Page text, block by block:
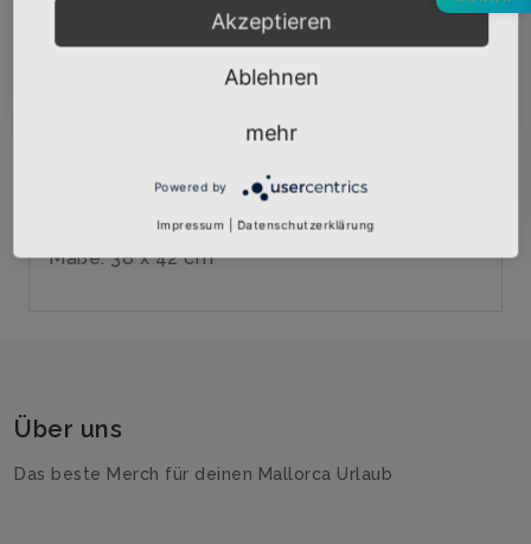
Durch Riegelnähte verstärkter Ausgang der
Verstärktes Material im Bereich der genähten
Maße: 38 x 42 cm
Über uns
Das beste Merch für deinen Mallorca Urlaub
Abonnieren
Akzeptieren
Ablehnen
mehr
Powered by
Impressum Datenschutzerklärung